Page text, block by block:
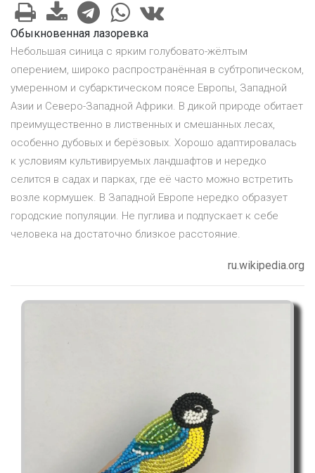
Обыкновенная лазоревка
Небольшая синица с ярким голубовато-жёлтым
оперением, широко распространённая в субтропическом,
умеренном и субарктическом поясе Европы, Западной
Азии и Северо-Западной Африки. В дикой природе обитает
преимущественно в лиственных и смешанных лесах,
особенно дубовых и берёзовых. Хорошо адаптировалась
к условиям культивируемых ландшафтов и нередко
селится в садах и парках, где её часто можно встретить
возле кормушек. В Западной Европе нередко образует
городские популяции. Не пуглива и подпускает к себе
человека на достаточно близкое расстояние.
ru.wikipedia.org